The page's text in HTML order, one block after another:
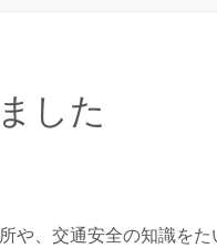
した
、交通安全の知識をた